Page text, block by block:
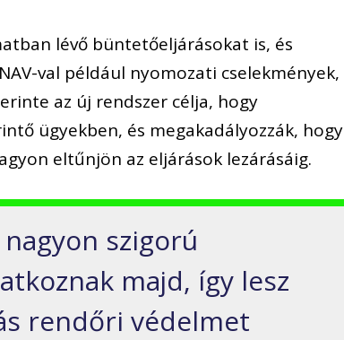
lévő büntetőeljárásokat is, és
val például nyomozati cselekmények,
az új rendszer célja, hogy
ügyekben, és megakadályozzák, hogy
eltűnjön az eljárások lezárásáig.
szigorú
majd, így lesz
rendőri védelmet